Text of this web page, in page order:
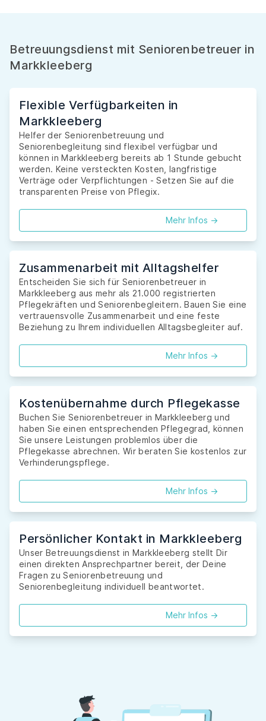
Betreuungsdienst mit Seniorenbetreuer in
Markkleeberg
Flexible Verfügbarkeiten in
Markkleeberg
Helfer der Seniorenbetreuung und
Seniorenbegleitung sind flexibel verfügbar und
können in Markkleeberg bereits ab 1 Stunde gebucht
werden. Keine versteckten Kosten, langfristige
Verträge oder Verpflichtungen - Setzen Sie auf die
transparenten Preise von Pflegix.
Mehr Infos ->
Zusammenarbeit mit Alltagshelfer
Entscheiden Sie sich für Seniorenbetreuer in
Markkleeberg aus mehr als 21.000 registrierten
Pflegekräften und Seniorenbegleitern. Bauen Sie eine
vertrauensvolle Zusammenarbeit und eine feste
Beziehung zu Ihrem individuellen Alltagsbegleiter auf.
Mehr Infos ->
Kostenübernahme durch Pflegekasse
Buchen Sie Seniorenbetreuer in Markkleeberg und
haben Sie einen entsprechenden Pflegegrad, können
Sie unsere Leistungen problemlos über die
Pflegekasse abrechnen. Wir beraten Sie kostenlos zur
Verhinderungspflege.
Mehr Infos ->
Persönlicher Kontakt in Markkleeberg
Unser Betreuungsdienst in Markkleeberg stellt Dir
einen direkten Ansprechpartner bereit, der Deine
Fragen zu Seniorenbetreuung und
Seniorenbegleitung individuell beantwortet.
Mehr Infos ->